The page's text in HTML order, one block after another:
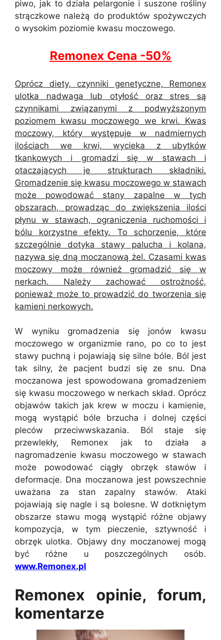
piwo, jak to działa pelargonie i suszone rośliny
strączkowe należą do produktów spożywczych
o wysokim poziomie kwasu moczowego.
Remonex Cena -50%
Oprócz diety, czynniki genetyczne, Remonex
ulotka nadwaga lub otyłość oraz stres są
czynnikami związanymi z podwyższonym
poziomem kwasu moczowego we krwi. Kwas
moczowy, który występuje w nadmiernych
ilościach we krwi, wycieka z ubytków
tkankowych i gromadzi się w stawach i
otaczających je strukturach składniki.
Gromadzenie się kwasu moczowego w stawach
może powodować stany zapalne w tych
obszarach, prowadząc do zwiększenia ilości
płynu w stawach, ograniczenia ruchomości i
bólu korzystne efekty. To schorzenie, które
szczególnie dotyka stawy palucha i kolana,
nazywa się dną moczanową żel. Czasami kwas
moczowy może również gromadzić się w
nerkach. Należy zachować ostrożność,
ponieważ może to prowadzić do tworzenia się
kamieni nerkowych.
W wyniku gromadzenia się jonów kwasu
moczowego w organizmie rano, po co to jest
stawy puchną i pojawiają się silne bóle. Ból jest
tak silny, że pacjent budzi się ze snu. Dna
moczanowa jest spowodowana gromadzeniem
się kwasu moczowego w nerkach skład. Oprócz
objawów takich jak krew w moczu i kamienie,
mogą wystąpić bóle brzucha i dolnej części
pleców przeciwwskazania. Ból staje się
przewlekły, Remonex jak to działa a
nagromadzenie kwasu moczowego w stawach
może powodować ciągły obrzęk stawów i
deformacje. Dna moczanowa jest powszechnie
uważana za stan zapalny stawów. Ataki
pojawiają się nagle i są bolesne. W dotkniętym
obszarze stawu mogą wystąpić różne objawy
kompozycja, w tym pieczenie, sztywność i
obrzęk ulotka. Objawy dny moczanowej mogą
być różne u poszczególnych osób.
www.Remonex.pl
Remonex opinie, forum,
komentarze